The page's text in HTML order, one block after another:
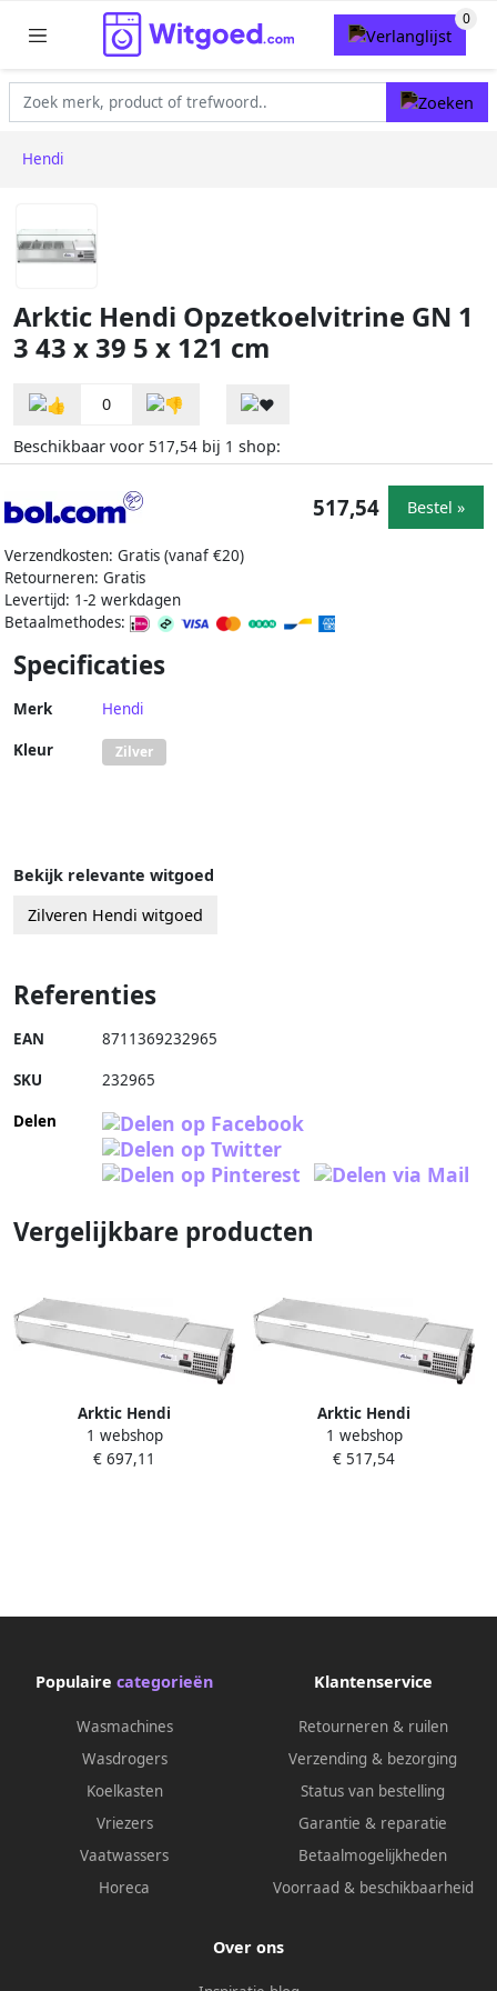
Hendi
Arktic Hendi Opzetkoelvitrine GN 1
3 43 x 39 5 x 121 cm
0
Beschikbaar voor 517,54 bij 1 shop:
Verzendkosten: Gratis (vanaf €20)
Retourneren: Gratis
Levertijd: 1-2 werkdagen
Betaalmethodes:
517,54 Bestel »
Specificaties
Merk Hendi
Kleur Zilver
Bekijk relevante witgoed
Zilveren Hendi witgoed
Referenties
EAN 8711369232965
SKU 232965
Delen
Vergelijkbare producten
Arktic Hendi
Opzetkoelvitrine GN 1 3 29 x
39 5 x 201 cm
1 webshop
€ 697,11
Arktic Hendi
Opzetkoelvitrine GN 1 3 29 x
39 5 x 121 cm
1 webshop
€ 517,54
Populaire categorieën
Wasmachines
Wasdrogers
Koelkasten
Vriezers
Vaatwassers
Horeca
Klantenservice
Retourneren & ruilen
Verzending & bezorging
Status van bestelling
Garantie & reparatie
Betaalmogelijkheden
Voorraad & beschikbaarheid
Over ons